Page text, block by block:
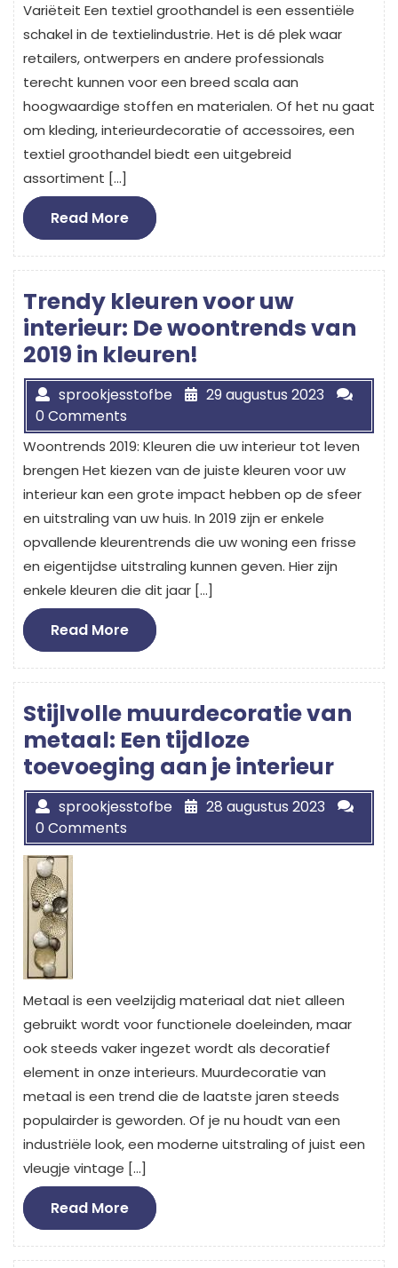
Variëteit Een textiel groothandel is een essentiële
schakel in de textielindustrie. Het is dé plek waar
retailers, ontwerpers en andere professionals
terecht kunnen voor een breed scala aan
hoogwaardige stoffen en materialen. Of het nu gaat
om kleding, interieurdecoratie of accessoires, een
textiel groothandel biedt een uitgebreid
assortiment […]
Read MoreRead
More
Trendy kleuren voor uw
interieur: De woontrends van
2019 in kleuren!
sprookjesstofbe
29 augustus 2023
0 Comments
Woontrends 2019: Kleuren die uw interieur tot leven
brengen Het kiezen van de juiste kleuren voor uw
interieur kan een grote impact hebben op de sfeer
en uitstraling van uw huis. In 2019 zijn er enkele
opvallende kleurentrends die uw woning een frisse
en eigentijdse uitstraling kunnen geven. Hier zijn
enkele kleuren die dit jaar […]
Read MoreRead
More
Stijlvolle muurdecoratie van
metaal: Een tijdloze
toevoeging aan je interieur
sprookjesstofbe
28 augustus 2023
0 Comments
Metaal is een veelzijdig materiaal dat niet alleen
gebruikt wordt voor functionele doeleinden, maar
ook steeds vaker ingezet wordt als decoratief
element in onze interieurs. Muurdecoratie van
metaal is een trend die de laatste jaren steeds
populairder is geworden. Of je nu houdt van een
industriële look, een moderne uitstraling of juist een
vleugje vintage […]
Read MoreRead
More